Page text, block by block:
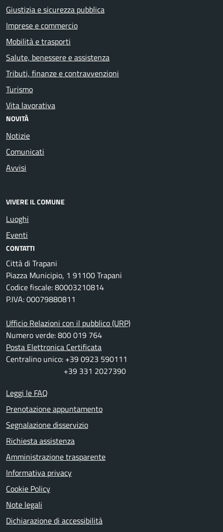
Giustizia e sicurezza pubblica
Imprese e commercio
Mobilità e trasporti
Salute, benessere e assistenza
Tributi, finanze e contravvenzioni
Turismo
Vita lavorativa
NOVITÀ
Notizie
Comunicati
Avvisi
VIVERE IL COMUNE
Luoghi
Eventi
CONTATTI
Città di Trapani
Piazza Municipio, 1 91100 Trapani
Codice fiscale: 80003210814
P.IVA: 00079880811
Ufficio Relazioni con il pubblico (URP)
Numero verde: 800 019 764
Posta Elettronica Certificata
Centralino unico: +39 0923 590111
+39 331 2027390
Leggi le FAQ
Prenotazione appuntamento
Segnalazione disservizio
Richiesta assistenza
Amministrazione trasparente
Informativa privacy
Cookie Policy
Note legali
Dichiarazione di accessibilità